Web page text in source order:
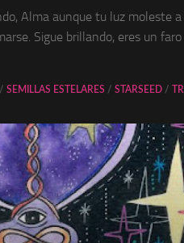
Alma aunque tu luz moleste
Sigue brillando, eres un
/ SEMILLAS ESTELARES / STARSEED /